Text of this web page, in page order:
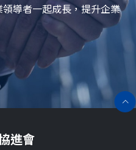
導者一起成長，提升企業
進會